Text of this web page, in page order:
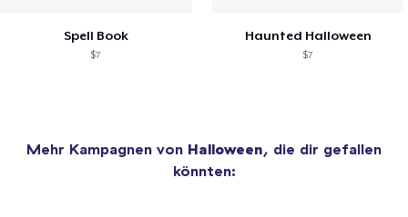
Spell Book
$7
Haunted Halloween
$7
Mehr Kampagnen von Halloween, die dir gefallen
könnten: